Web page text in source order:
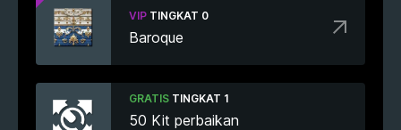
VIP TINGKAT 0
Baroque
GRATIS TINGKAT 1
50 Kit perbaikan